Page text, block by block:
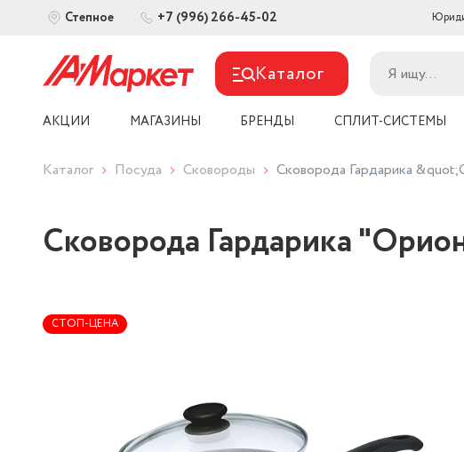
Степное +7 (996) 266-45-02
Каталог
АКЦИИ МАГАЗИНЫ БРЕНДЫ СПЛИТ-СИСТЕМЫ
Каталог Посуда Сковороды Сковорода Гардарика
Сковорода Гардарика
СТОП-ЦЕНА